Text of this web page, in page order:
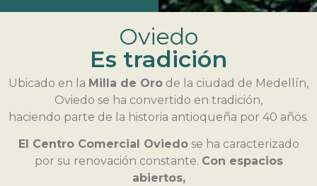
Oviedo
Es tradición
Ubicado en la Milla de Oro de la ciudad de Medellín,
Oviedo se ha convertido en tradición,
haciendo parte de la historia antioqueña por 40 años.
El Centro Comercial Oviedose ha caracterizado
por su renovación constante. Con espacios
abiertos,